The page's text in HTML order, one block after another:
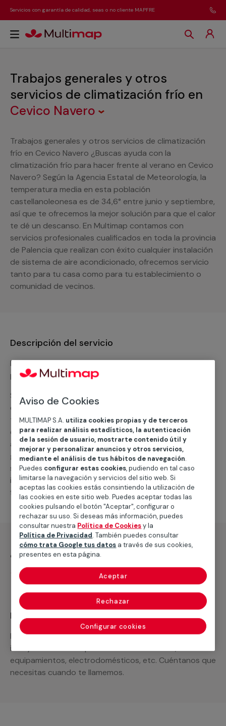
Servicios con garantía de calidad, seas o no cliente MAPFRE
Trabajos generales y otros
servicios de climatización frío en
Cevico Navero
Trabajos generales y otros servicios de climatización
frío en Cevico Navero ¿Buscas ayuda con la
climatización frío para hacer frente al verano en Cevico
Navero? Según la Agencia Estatal de Meteorología, la
temperatura media en esta población
castellanoleonesa es de 34,6° entre junio y septiembre,
así que te ofrecemos la mejor solución para que el calor
te dé un descanso. En Multimap contamos con
servicios profesionales cualificados en toda la provincia
de Palencia que realizan con éxito cualquier instalación
de sistema de aire acondicionado, ofrecemos servicio
tanto para tu casa como para tu establecimiento o
comunidad de vecinos.
Descripción del servicio
Nuestro equipo de expertos ofrece un servicio con
precios competitivos en
Solicita tu presupuesto y te ofreceremos una solución
diseñada a tu medida y sin ningún compromiso. Un
técnico de MULTIMAP contactará inmediatamente
contigo para informarte sobre las diferentes
alternativas que podemos ofrecerte para elservicio
general de climatización frio, como por ejemplo el
suministro de los materiales necesarios, las
intervenciones a realizar, o la mano de obra que hará
falta para completar tu proyecto.
¿Qué incluye?
Recuerda que en MULTIMAP
Podemos ofrecer cualquier servicio a medida
incluyendo todo lo que necesites: materiales,
equipamientos, electrodomésticos, etc. Cuéntanos que
necesitas cuando te llamemos.
Aviso de Cookies
MULTIMAP S.A. utiliza cookies propias y de terceros
para realizar análisis estadísticos, la autenticación
de la sesión de usuario, mostrarte contenido útil y
mejorar y personalizar anuncios y otros servicios,
mediante el análisis de tus hábitos de navegación.
Puedes configurar estas cookies, pudiendo en tal caso
limitarse la navegación y servicios del sitio web. Si
aceptas las cookies estás consintiendo la utilización de
las cookies en este sitio web. Puedes aceptar todas las
cookies pulsando el botón "Aceptar", configurar o
rechazar su uso. Si deseas más información, puedes
consultar nuestra Política de Cookiesy la
Política de Privacidad. También puedes consultar
cómo trata Google tus datos a través de sus cookies,
presentes en esta página.
Configurar cookies
Rechazar
Aceptar